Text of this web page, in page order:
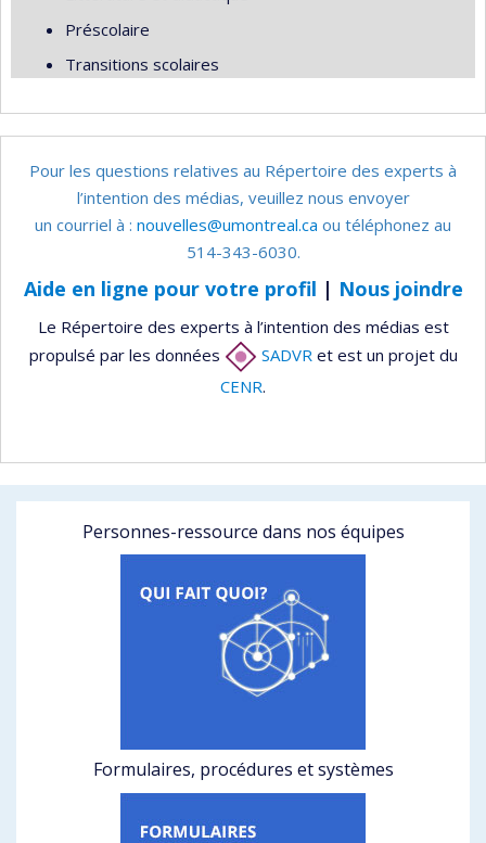
Préscolaire
Transitions scolaires
Pour les questions relatives au Répertoire des experts à
l’intention des médias, veuillez nous envoyer
un courriel à : nouvelles@umontreal.ca ou téléphonez au
514-343-6030.
Aide en ligne pour votre profil | Nous joindre
Le Répertoire des experts à l’intention des médias est
propulsé par les données
SADVR et est un projet du
CENR.
Personnes-ressource dans nos équipes
Formulaires, procédures et systèmes